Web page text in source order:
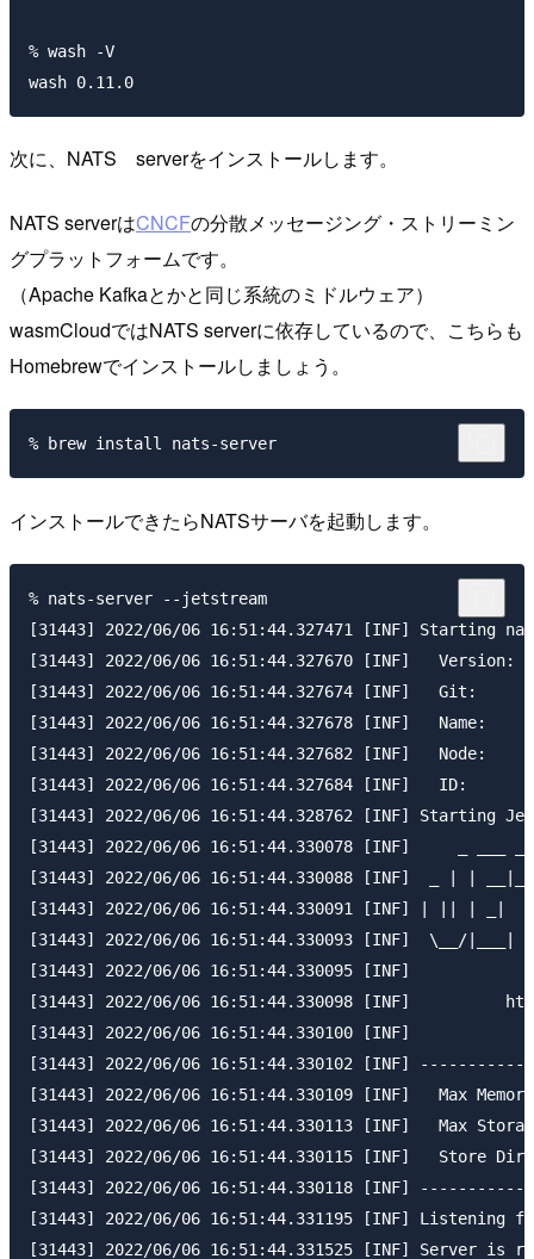
% wash -V
次に、NATS serverをインストールします。
NATS serverはCNCFの分散メッセージング・ストリーミン
グプラットフォームです。
（Apache Kafkaとかと同じ系統のミドルウェア）
wasmCloudではNATS serverに依存しているので、こちらも
Homebrewでインストールしましょう。
インストールできたらNATSサーバを起動します。
% nats-server --jetstream
[31443] 2022/06/06 16:51:44.327471 [INF] Starting
[31443] 2022/06/06 16:51:44.327670 [INF]   Version:
[31443] 2022/06/06 16:51:44.327674 [INF]   Git:
[31443] 2022/06/06 16:51:44.327678 [INF]   Name:
[31443] 2022/06/06 16:51:44.327682 [INF]   Node:
[31443] 2022/06/06 16:51:44.327684 [INF]   ID:
[31443] 2022/06/06 16:51:44.328762 [INF] Starting
[31443] 2022/06/06 16:51:44.330078 [INF]     _ ___
[31443] 2022/06/06 16:51:44.330088 [INF]  _ |
[31443] 2022/06/06 16:51:44.330091 [INF] |
[31443] 2022/06/06 16:51:44.330093 [INF]  \__/
[31443] 2022/06/06 16:51:44.330095 [INF]
[31443] 2022/06/06 16:51:44.330098 [INF]
[31443] 2022/06/06 16:51:44.330100 [INF]
[31443] 2022/06/06 16:51:44.330102 [INF]
[31443] 2022/06/06 16:51:44.330109 [INF]   Max
[31443] 2022/06/06 16:51:44.330113 [INF]   Max
[31443] 2022/06/06 16:51:44.330115 [INF]   Store
[31443] 2022/06/06 16:51:44.330118 [INF]
[31443] 2022/06/06 16:51:44.331195 [INF] Listening